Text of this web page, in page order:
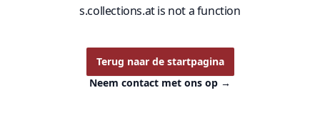
s.collections.at is not a function
Terug naar de startpagina
Neem contact met ons op →